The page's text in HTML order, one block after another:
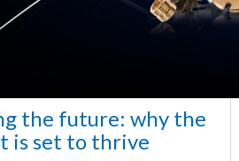
the future: why the
is set to thrive